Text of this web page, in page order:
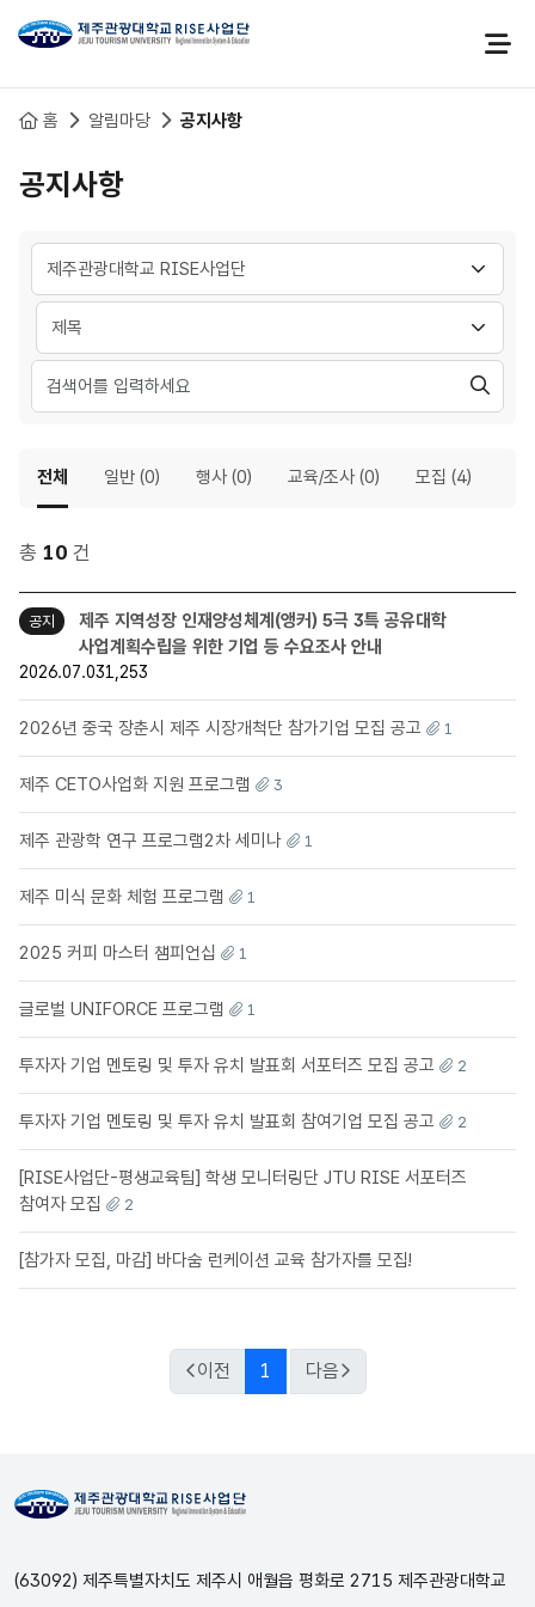
홈 알림마당 공지사항
공지사항
사업단선택
분류 선택
전체 일반 (0) 행사 (0) 교육/조사 (0) 모집 (4)
총 10 건
공지
제주 지역성장 인재양성체계(앵커) 5극 3특 공유대학
사업계획수립을 위한 기업 등 수요조사 안내
2026.07.031,253
2026년 중국 장춘시 제주 시장개척단 참가기업 모집 공고 1
제주 CETO사업화 지원 프로그램 3
제주 관광학 연구 프로그램2차 세미나 1
제주 미식 문화 체험 프로그램 1
2025 커피 마스터 챔피언십 1
글로벌 UNIFORCE 프로그램 1
투자자 기업 멘토링 및 투자 유치 발표회 서포터즈 모집 공고 2
투자자 기업 멘토링 및 투자 유치 발표회 참여기업 모집 공고 2
[RISE사업단-평생교육팀] 학생 모니터링단 JTU RISE 서포터즈
참여자 모집
2
[참가자 모집, 마감] 바다숨 런케이션 교육 참가자를 모집!
이전 1 다음
(63092) 제주특별자치도 제주시 애월읍 평화로 2715 제주관광대학교